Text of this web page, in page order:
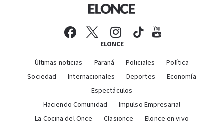
ELONCE
Últimas noticias Paraná Policiales
Política
Sociedad
Internacionales Deportes
Economía
Espectáculos
Haciendo Comunidad
Impulso Empresarial
La Cocina del Once
Clasionce
Elonce en vivo